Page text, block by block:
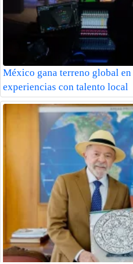
México gana terreno global
experiencias con talento local